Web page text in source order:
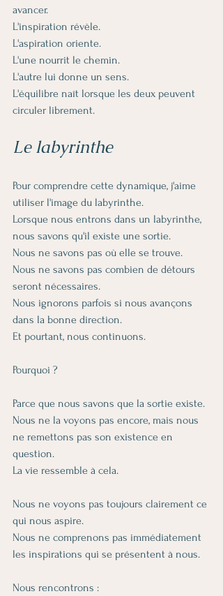
avancer.
L'inspiration révèle.
L'aspiration oriente.
L'une nourrit le chemin.
L'autre lui donne un sens.
L'équilibre naît lorsque les deux peuvent
circuler librement.
Le labyrinthe
Pour comprendre cette dynamique, j'aime
utiliser l'image du labyrinthe.
Lorsque nous entrons dans un labyrinthe,
nous savons qu'il existe une sortie.
Nous ne savons pas où elle se trouve.
Nous ne savons pas combien de détours
seront nécessaires.
Nous ignorons parfois si nous avançons
dans la bonne direction.
Et pourtant, nous continuons.
Pourquoi ?
Parce que nous savons que la sortie existe.
Nous ne la voyons pas encore, mais nous
ne remettons pas son existence en
question.
La vie ressemble à cela.
Nous ne voyons pas toujours clairement ce
qui nous aspire.
Nous ne comprenons pas immédiatement
les inspirations qui se présentent à nous.
Nous rencontrons :